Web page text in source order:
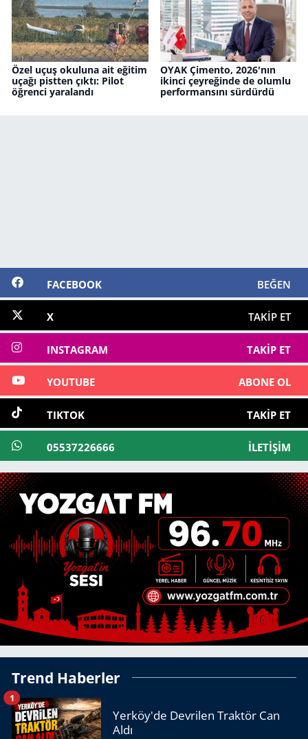
Özel uçuş okuluna ait eğitim
uçağı pistten çıktı: Pilot
öğrenci yaralandı
OYAK Çimento, 2026'nın
ikinci çeyreğinde de olumlu
performansını sürdürdü
FACEBOOK BEĞEN
X TAKIP ET
INSTAGRAM TAKIP ET
YOUTUBE ABONE OL
TIKTOK TAKIP ET
05537226666 İLETIŞIM
Trend Haberler
Yerköy'de Devrilen Traktör Can
Aldı
1